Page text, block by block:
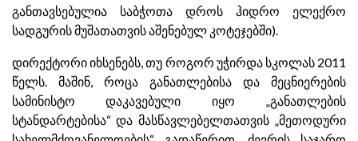
განთავსებულია საბჭოთა დროს ჰიდრო ელექრო
სადგურის მუშათათვის აშენებულ კოტეჯებში).
დირექტორი იხსენებს, თუ როგორ უჭირდა სკოლას 2011
წელს. მაშინ, როცა განათლებისა და მეცნიერების
სამინისტო დაკავებული იყო „განათლების
სტანდარტებისა“ და მასწავლებელთათვის „მეთოდური